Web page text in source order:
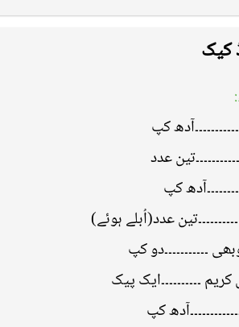
کیک
کپ
عدد
کپ
عدد(اُبلے ہوئے)
۔۔۔۔۔۔۔۔۔۔۔دو کپ
۔۔۔۔۔۔۔۔۔۔ایک پیک
کپ